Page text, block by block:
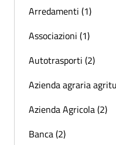
Arredamenti (1)
Associazioni (1)
Autotrasporti (2)
Azienda agraria
Azienda Agricola (2)
Banca (2)